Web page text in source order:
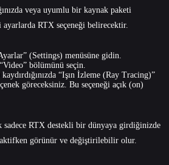
veya uyumlu bir kaynak paketi
RTX seçeneği belirecektir.
(Settings) menüsüne gidin.
bölümünü seçin.
“Işın İzleme (Ray Tracing)”
göreceksiniz. Bu seçeneği açık (on)
sadece RTX destekli bir dünyaya girdiğinizde
görünür ve değiştirilebilir olur.